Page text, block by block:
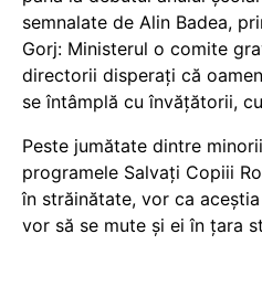
semnalate de Alin Badea,
Gorj: Ministerul o comite
directorii disperați că
se întâmplă cu învățătorii,
Peste jumătate dintre
programele Salvați Copiii
în străinătate, vor ca
vor să se mute și ei în țara